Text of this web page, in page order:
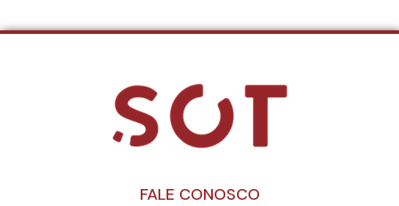
FALE CONOSCO